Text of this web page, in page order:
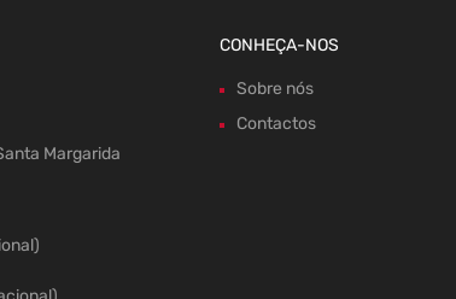
Margarida
CONHEÇA-NOS
Sobre nós
Contactos